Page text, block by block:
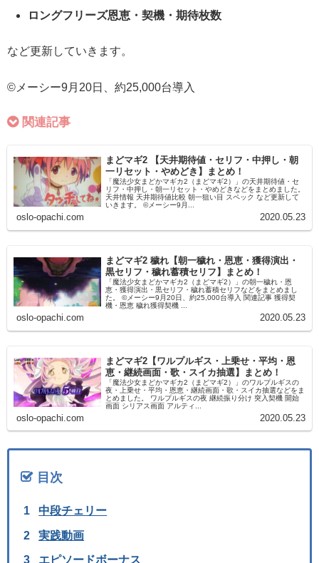
ロングフリーズ恩恵・契機・期待枚数
など更新していきます。
©メーシー9月20日、約25,000台導入
関連記事
まどマギ2 【天井期待値・セリフ・中押し・朝
一リセット・やめどき】まとめ！
「魔法少女まどかマギカ2（まどマギ2）」の天井期待値・セ
リフ・中押し・朝一リセット・やめどきなどをまとめました。
天井情報 天井期待値比較 朝一狙い目 スペック など更新して
いきます。 ©メーシー9月...
oslo-opachi.com 2020.05.23
まどマギ2 穢れ【朝一穢れ・恩恵・獲得演出・
黒セリフ・穢れ蓄積セリフ】まとめ！
「魔法少女まどかマギカ2（まどマギ2）」の朝一穢れ・恩
恵・獲得演出・黒セリフ・穢れ蓄積セリフなどをまとめまし
た。 ©メーシー9月20日、約25,000台導入 関連記事 獲得契
機・恩恵 穢れ獲得契機 ...
oslo-opachi.com 2020.05.23
まどマギ2【ワルプルギス・上乗せ・平均・恩
恵・継続画面・歌・スイカ抽選】まとめ！
「魔法少女まどかマギカ2（まどマギ2）」のワルプルギスの
夜・上乗せ・平均・恩恵・継続画面・歌・スイカ抽選などをま
とめました。 ワルプルギスの夜 継続振り分け 突入契機 開始
画面 シリアス画面 アルティ...
oslo-opachi.com 2020.05.23
目次
中段チェリー
実践動画
エピソードボーナス